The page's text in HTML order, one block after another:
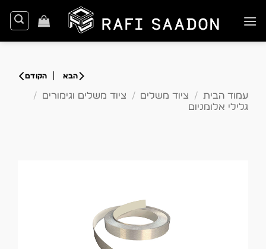
to
עמוד הבית / ציוד משלים / ציוד משלים וגימורים
/
גלילי אלומניום